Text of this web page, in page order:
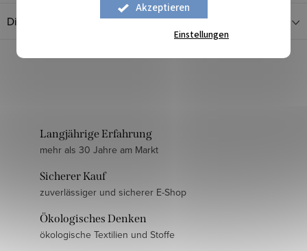
Akzeptieren
Einstellungen
Diskussion
Langjährige Erfahrung
mehr als 30 Jahre am Markt
Sicherer Kauf
zuverlässiger und sicherer E-Shop
Ökologisches Denken
ökologische Textilien und Stoffe